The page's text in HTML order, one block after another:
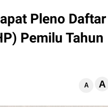
Pleno Daftar
Pemilu Tahun
A A